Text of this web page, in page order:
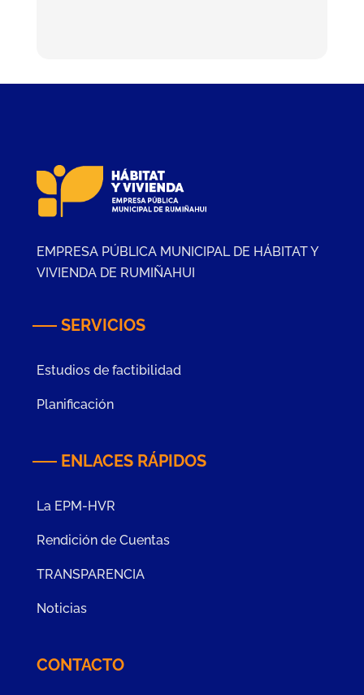
EMPRESA PÚBLICA MUNICIPAL DE HÁBITAT Y
VIVIENDA DE RUMIÑAHUI
SERVICIOS
Estudios de factibilidad
Planificación
ENLACES RÁPIDOS
La EPM-HVR
Rendición de Cuentas
TRANSPARENCIA
Noticias
CONTACTO